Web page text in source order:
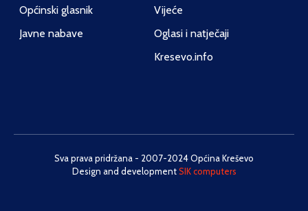
Općinski glasnik
Javne nabave
Vijeće
Oglasi i natječaji
Kresevo.info
Sva prava pridržana - 2007-2024 Općina Kreševo
Design and developmentSIK computers